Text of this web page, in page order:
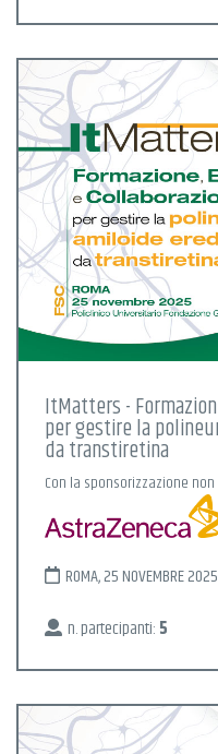
ItMatters -
per gestire la
da transtiretina
Con la sponsorizzazione
ROMA, 25 NOVEMBRE 2025
n. partecipanti: 5